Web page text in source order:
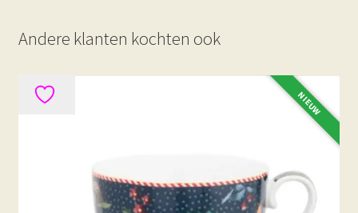
Andere klanten kochten ook
NIEUW